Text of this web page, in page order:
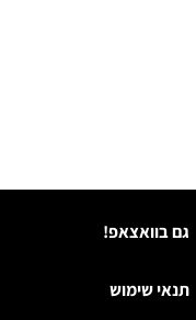
גם בוואצאפ!
תנאי שימוש